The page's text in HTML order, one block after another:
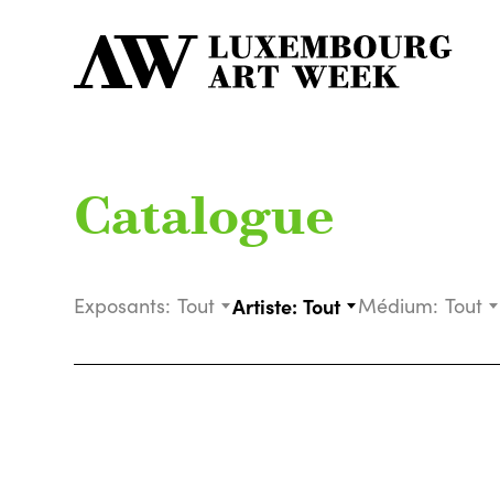
Catalogue
Exposants: Tout Artiste: Tout Médium: Tout